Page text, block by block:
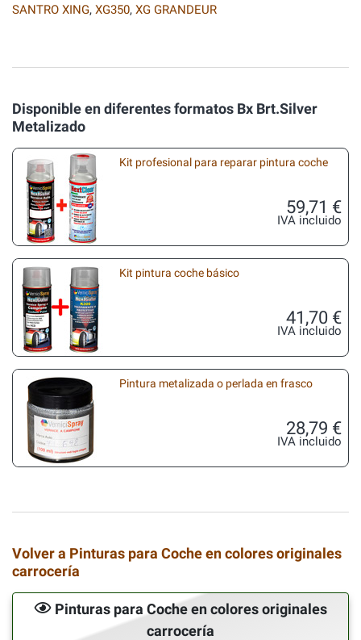
SANTRO XING, XG350, XG GRANDEUR
Disponible en diferentes formatos Bx Brt.Silver
Metalizado
Kit profesional para reparar pintura coche
59,71 €
IVA incluido
Kit pintura coche básico
41,70 €
IVA incluido
Pintura metalizada o perlada en frasco
28,79 €
IVA incluido
Volver a Pinturas para Coche en colores originales
carrocería
Pinturas para Coche en colores originales
carrocería